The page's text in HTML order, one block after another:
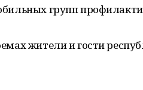
групп
жители и гости